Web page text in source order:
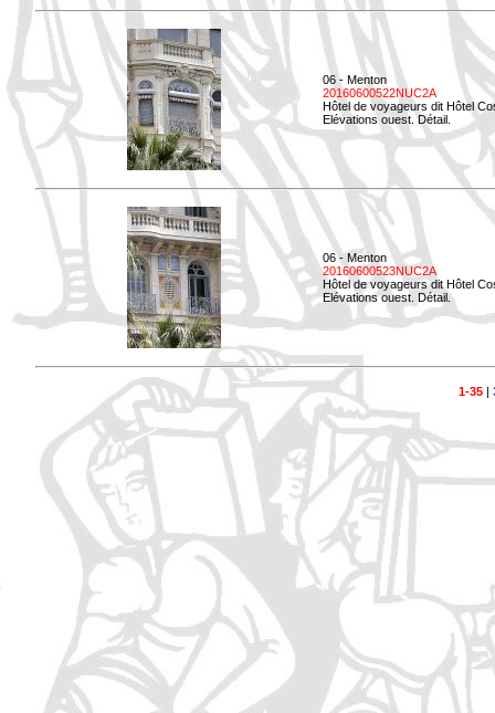
06 - Menton
20160600522NUC2A
Hôtel de voyageurs dit Hôtel
Elévations ouest. Détail.
06 - Menton
20160600523NUC2A
Hôtel de voyageurs dit Hôtel
Elévations ouest. Détail.
1-35|